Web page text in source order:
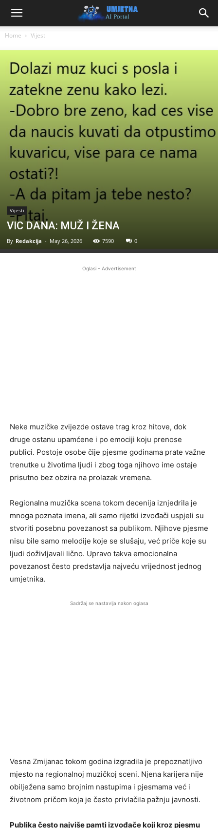
Home Vijesti
Vijesti
VIC DANA: MUŽ I ŽENA
By Redakcija - May 26, 2026 7590 0
Oglasi - Advertisement
Neke muzičke zvijezde ostave trag kroz hitove, dok
druge ostanu upamćene i po emociji koju prenose
publici. Postoje osobe čije pjesme godinama prate važne
trenutke u životima ljudi i zbog toga njihovo ime ostaje
prisutno bez obzira na prolazak vremena.
Regionalna muzička scena tokom decenija iznjedrila je
mnoga poznata imena, ali samo rijetki izvođači uspjeli su
stvoriti posebnu povezanost sa publikom. Njihove pjesme
nisu bile samo melodije koje se slušaju, već priče koje su
ljudi doživljavali lično. Upravo takva emocionalna
povezanost često predstavlja najveću vrijednost jednog
umjetnika.
Sadržaj se nastavlja nakon oglasa
Vesna Zmijanac tokom godina izgradila je prepoznatljivo
mjesto na regionalnoj muzičkoj sceni. Njena karijera nije
obilježena samo brojnim nastupima i pjesmama već i
životnom pričom koja je često privlačila pažnju javnosti.
Publika često najviše pamti izvođače koji kroz pjesmu